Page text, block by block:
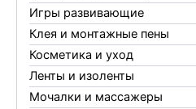
Игры развивающие
Клея и монтажные пены
Косметика и уход
Ленты и изоленты
Мочалки и массажеры